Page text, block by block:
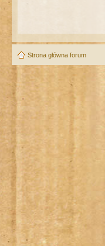
Strona główna forum